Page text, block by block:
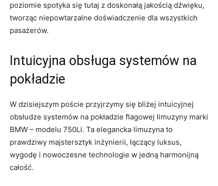
⁤poziomie ‌spotyka⁣ się⁣ tutaj⁣ z doskonałą⁣ jakością ⁤dźwięku,
tworząc niepowtarzalne doświadczenie dla wszystkich
pasażerów.
Intuicyjna ⁣obsługa systemów na
pokładzie
W dzisiejszym poście przyjrzymy się ‍bliżej⁣ intuicyjnej‍
obsłudze systemów na pokładzie flagowej limuzyny marki
BMW​ – ​modelu⁣ 750Li. Ta elegancka ​limuzyna to
prawdziwy majstersztyk inżynierii, łączący luksus,
wygodę i nowoczesne⁢ technologie ‌w jedną harmonijną
całość.